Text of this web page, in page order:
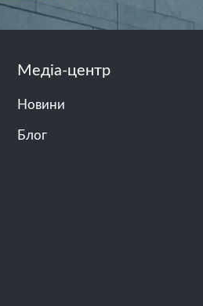
Медіа-центр
Новини
Блог